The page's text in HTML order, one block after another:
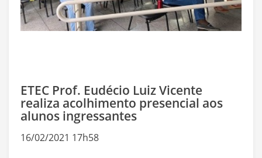
ETEC Prof. Eudécio Luiz Vicente
realiza acolhimento presencial aos
alunos ingressantes
16/02/2021 17h58